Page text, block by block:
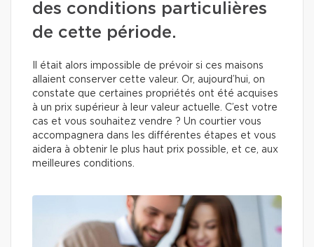
des conditions particulières
de cette période.
Il était alors impossible de prévoir si ces maisons
allaient conserver cette valeur. Or, aujourd’hui, on
constate que certaines propriétés ont été acquises
à un prix supérieur à leur valeur actuelle. C’est votre
cas et vous souhaitez vendre ? Un courtier vous
accompagnera dans les différentes étapes et vous
aidera à obtenir le plus haut prix possible, et ce, aux
meilleures conditions.